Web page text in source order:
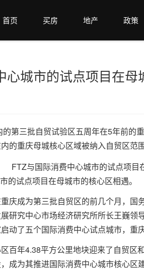
首页 买房 地产 政策
心城市的试点项目在母
第三批自贸试验区五周年在5年前的
的重庆母城核心区域被纳入自贸区范
的试点项目在母城市的核心区相遇。
庆成为第三批自贸区的前几个月，国
研究中心市场经济研究所所长王巍领
动了五个国际消费中心试点城市，重
百年4.38平方公里地块迎来了自贸区
成为其推进国际消费中心城市核心区